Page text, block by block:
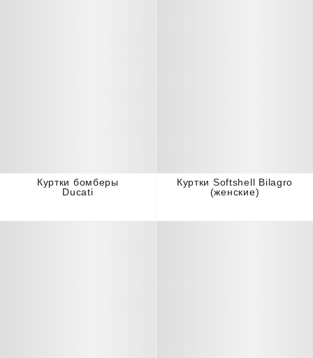
Куртки бомберы
Ducati
Куртки Softshell Bilagro
(женские)